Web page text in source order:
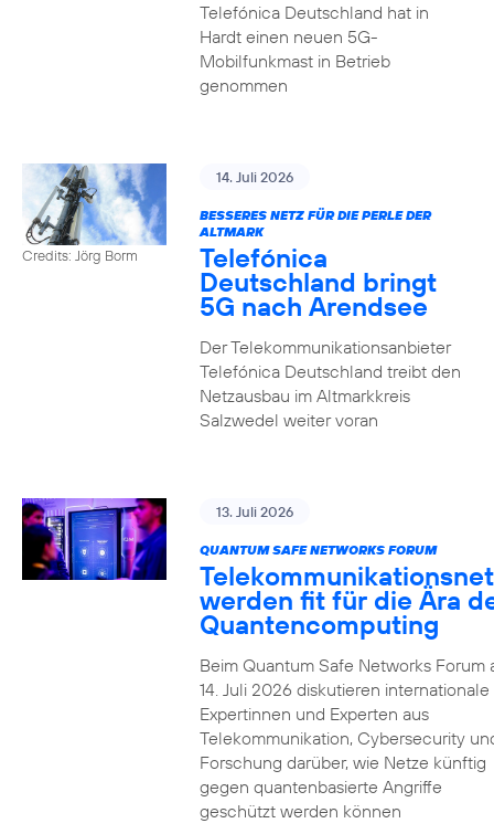
Telefónica Deutschland hat in
Hardt einen neuen 5G-
Mobilfunkmast in Betrieb
genommen
Credits: Jörg Borm
14. Juli 2026
BESSERES NETZ FÜR DIE PERLE DER
ALTMARK
Telefónica
Deutschland bringt
5G nach Arendsee
Der Telekommunikationsanbieter
Telefónica Deutschland treibt den
Netzausbau im Altmarkkreis
Salzwedel weiter voran
13. Juli 2026
QUANTUM SAFE NETWORKS FORUM
werden fit für die Ära
Quantencomputing
Beim Quantum Safe Networks Forum
14. Juli 2026 diskutieren internationale
Expertinnen und Experten aus
Telekommunikation, Cybersecurity
Forschung darüber, wie Netze künftig
gegen quantenbasierte Angriffe
geschützt werden können